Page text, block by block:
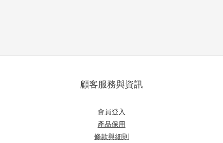
顧客服務與資訊
會員登入
產品保用
條款與細則